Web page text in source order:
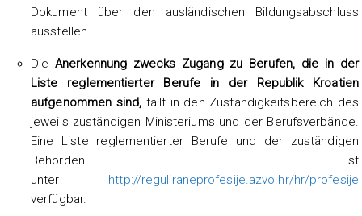
Dokument über den ausländischen Bildungsabschluss
ausstellen.
Die Anerkennung zwecks Zugang zu Berufen, die in der
Liste reglementierter Berufe in der Republik Kroatien
aufgenommen sind, fällt in den Zuständigkeitsbereich des
jeweils zuständigen Ministeriums und der Berufsverbände.
Eine Liste reglementierter Berufe und der zuständigen
Behörden ist
unter: http://reguliraneprofesije.azvo.hr/hr/profesije
verfügbar.